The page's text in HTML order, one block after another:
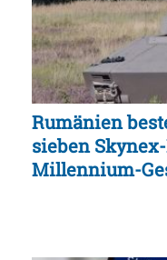
Rumänien
sieben
Millennium-